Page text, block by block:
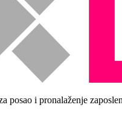
posao i pronalaženje